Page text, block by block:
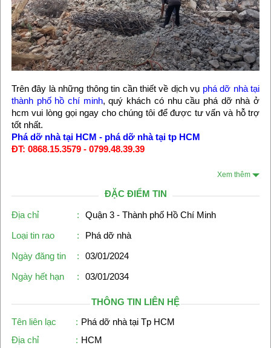
Trên đây là những thông tin cần thiết về dịch vụ phá dỡ nhà tại
thành phố hồ chí minh, quý khách có nhu cầu phá dỡ nhà ở
hcm vui lòng gọi ngay cho chúng tôi để được tư vấn và hỗ trợ
tốt nhất.
Phá dỡ nhà tại HCM - phá dỡ nhà tại tp HCM
ĐT: 0868.15.3579 - 0799.48.39.39
Xem thêm
ĐẶC ĐIỂM TIN
Địa chỉ :
Quận 3 - Thành phố Hồ Chí Minh
Loại tin rao
:
Phá dỡ nhà
Ngày đăng tin
:
03/01/2024
Ngày hết hạn
: 03/01/2034
THÔNG TIN LIÊN HỆ
Tên liên lạc
: Phá dỡ nhà tại Tp HCM
Địa chỉ
: HCM